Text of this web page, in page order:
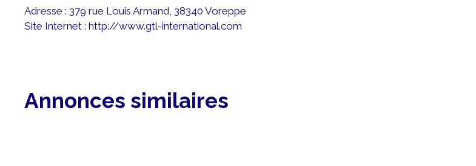
Adresse : 379 rue Louis Armand, 38340 Voreppe
Site Internet : http://www.gtl-international.com
Annonces similaires